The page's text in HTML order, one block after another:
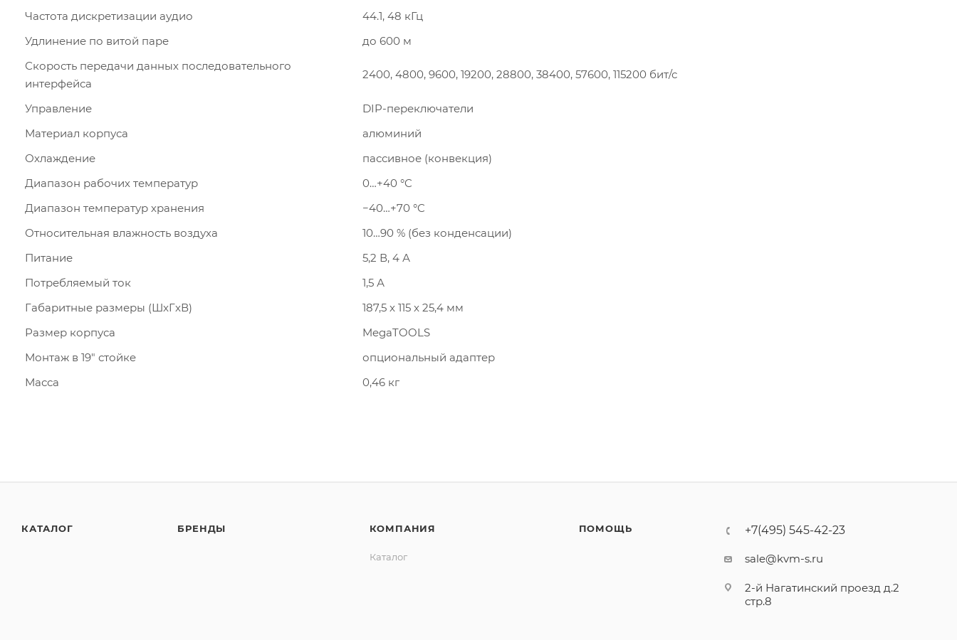
Частота дискретизации аудио
44.1, 48 кГц
Удлинение по витой паре
до 600 м
Скорость передачи данных последовательного
интерфейса
2400, 4800, 9600, 19200, 28800, 38400, 57600, 115200 бит/с
Управление
DIP-переключатели
Материал корпуса
алюминий
Охлаждение
пассивное (конвекция)
Диапазон рабочих температур
0…+40 °C
Диапазон температур хранения
−40…+70 °C
Относительная влажность воздуха
10…90 % (без конденсации)
Питание
5,2 В, 4 А
Потребляемый ток
1,5 А
Габаритные размеры (ШxГxВ)
187,5 x 115 x 25,4 мм
Размер корпуса
MegaTOOLS
Монтаж в 19″ стойкe
опциональный адаптер
Масса
0,46 кг
КАТАЛОГ БРЕНДЫ КОМПАНИЯ
Каталог
ПОМОЩЬ +7(495) 545-42-23
sale@kvm-s.ru
2-й Нагатинский проезд д.2
стр.8